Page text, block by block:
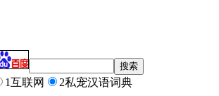
1互联网 2私宠汉语词典